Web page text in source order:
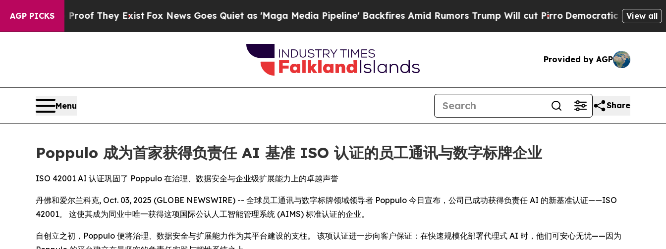
AGP PICKS
no Proof They ExistFox News Goes Quiet as 'Maga Media Pipeline' Backfires Amid Rumors Trump Will cut PirroDemocratic Socialists ofView all
Provided by AGP
Menu Share
Poppulo 成为首家获得负责任 AI 基准 ISO 认证的员工通讯与数字标牌企业
ISO 42001 AI 认证巩固了 Poppulo 在治理、数据安全与企业级扩展能力上的卓越声誉
丹佛和爱尔兰科克, Oct. 03, 2025 (GLOBE NEWSWIRE) -- 全球员工通讯与数字标牌领域领导者 Poppulo 今日宣布，公司已成功获得负责任 AI 的新基准认证——ISO
42001。 这使其成为同业中唯一获得这项国际公认人工智能管理系统 (AIMS) 标准认证的企业。
自创立之初，Poppulo 便将治理、数据安全与扩展能力作为其平台建设的支柱。 该项认证进一步向客户保证：在快速规模化部署代理式 AI 时，他们可安心无忧——因为